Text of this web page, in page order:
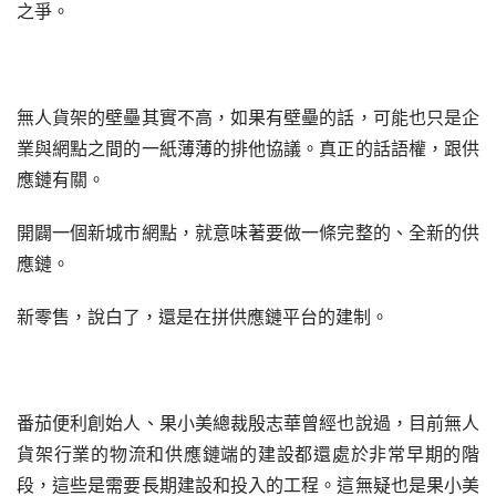
之爭。
無人貨架的壁壘其實不高，如果有壁壘的話，可能也只是企
業與網點之間的一紙薄薄的排他協議。真正的話語權，跟供
應鏈有關。
開闢一個新城市網點，就意味著要做一條完整的、全新的供
應鏈。
新零售，說白了，還是在拼供應鏈平台的建制。
番茄便利創始人、果小美總裁殷志華曾經也說過，目前無人
貨架行業的物流和供應鏈端的建設都還處於非常早期的階
段，這些是需要長期建設和投入的工程。這無疑也是果小美